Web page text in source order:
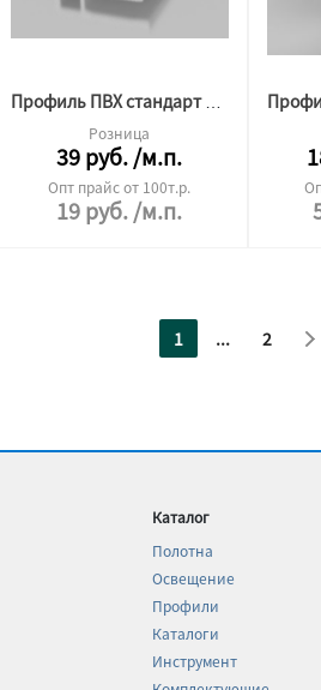
Розница
39руб./м.п.
Опт прайс от 100т.р.
19руб./м.п.
1 ... 2
Каталог
Полотна
Освещение
Профили
Каталоги
Инструмент